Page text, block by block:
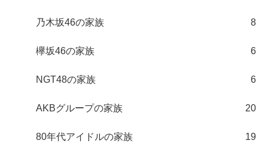
乃木坂46の家族 8
欅坂46の家族 6
NGT48の家族 6
AKBグループの家族 20
80年代アイドルの家族 19